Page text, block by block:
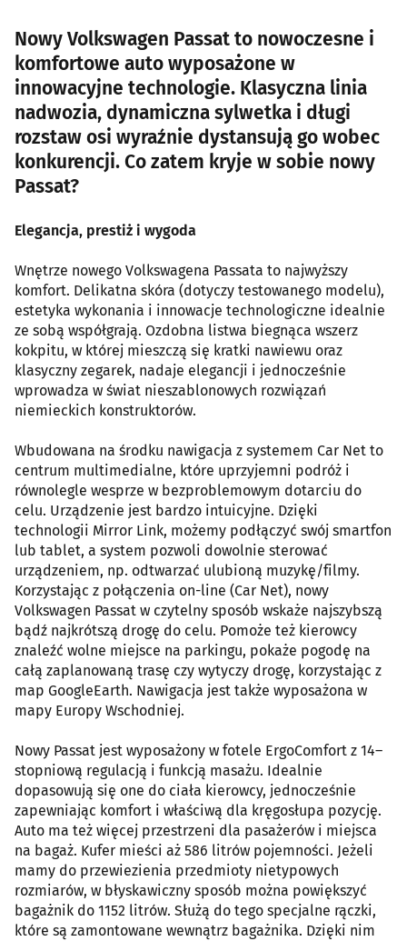
Nowy Volkswagen Passat to nowoczesne i
komfortowe auto wyposażone w
innowacyjne technologie. Klasyczna linia
nadwozia, dynamiczna sylwetka i długi
rozstaw osi wyraźnie dystansują go wobec
konkurencji. Co zatem kryje w sobie nowy
Passat?
Elegancja, prestiż i wygoda
Wnętrze nowego Volkswagena Passata to najwyższy
komfort. Delikatna skóra (dotyczy testowanego modelu),
estetyka wykonania i innowacje technologiczne idealnie
ze sobą współgrają. Ozdobna listwa biegnąca wszerz
kokpitu, w której mieszczą się kratki nawiewu oraz
klasyczny zegarek, nadaje elegancji i jednocześnie
wprowadza w świat nieszablonowych rozwiązań
niemieckich konstruktorów.
Wbudowana na środku nawigacja z systemem Car Net to
centrum multimedialne, które uprzyjemni podróż i
równolegle wesprze w bezproblemowym dotarciu do
celu. Urządzenie jest bardzo intuicyjne. Dzięki
technologii Mirror Link, możemy podłączyć swój smartfon
lub tablet, a system pozwoli dowolnie sterować
urządzeniem, np. odtwarzać ulubioną muzykę/filmy.
Korzystając z połączenia on-line (Car Net), nowy
Volkswagen Passat w czytelny sposób wskaże najszybszą
bądź najkrótszą drogę do celu. Pomoże też kierowcy
znaleźć wolne miejsce na parkingu, pokaże pogodę na
całą zaplanowaną trasę czy wytyczy drogę, korzystając z
map GoogleEarth. Nawigacja jest także wyposażona w
mapy Europy Wschodniej.
Nowy Passat jest wyposażony w fotele ErgoComfort z 14–
stopniową regulacją i funkcją masażu. Idealnie
dopasowują się one do ciała kierowcy, jednocześnie
zapewniając komfort i właściwą dla kręgosłupa pozycję.
Auto ma też więcej przestrzeni dla pasażerów i miejsca
na bagaż. Kufer mieści aż 586 litrów pojemności. Jeżeli
mamy do przewiezienia przedmioty nietypowych
rozmiarów, w błyskawiczny sposób można powiększyć
bagażnik do 1152 litrów. Służą do tego specjalne rączki,
które są zamontowane wewnątrz bagażnika. Dzięki nim